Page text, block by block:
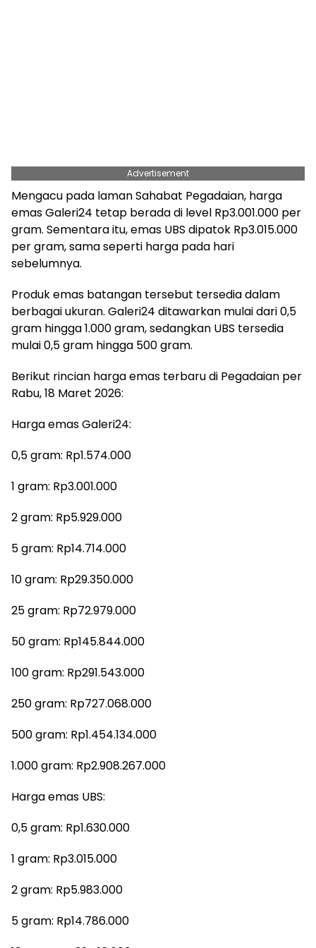
Advertisement
Mengacu pada laman Sahabat Pegadaian, harga
emas Galeri24 tetap berada di level Rp3.001.000 per
gram. Sementara itu, emas UBS dipatok Rp3.015.000
per gram, sama seperti harga pada hari
sebelumnya.
Produk emas batangan tersebut tersedia dalam
berbagai ukuran. Galeri24 ditawarkan mulai dari 0,5
gram hingga 1.000 gram, sedangkan UBS tersedia
mulai 0,5 gram hingga 500 gram.
Berikut rincian harga emas terbaru di Pegadaian per
Rabu, 18 Maret 2026:
Harga emas Galeri24:
0,5 gram: Rp1.574.000
1 gram: Rp3.001.000
2 gram: Rp5.929.000
5 gram: Rp14.714.000
10 gram: Rp29.350.000
25 gram: Rp72.979.000
50 gram: Rp145.844.000
100 gram: Rp291.543.000
250 gram: Rp727.068.000
500 gram: Rp1.454.134.000
1.000 gram: Rp2.908.267.000
Harga emas UBS:
0,5 gram: Rp1.630.000
1 gram: Rp3.015.000
2 gram: Rp5.983.000
5 gram: Rp14.786.000